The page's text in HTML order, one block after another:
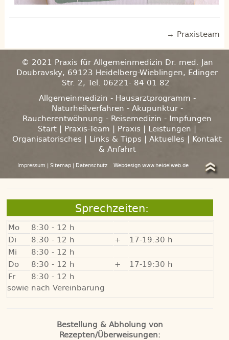
→ Praxisteam
© 2021 Praxis für Allgemeinmedizin Dr. med. Jan
Doubravsky, 69123 Heidelberg-Wieblingen, Edinger
Str. 2, Tel. 06221- 84 01 82
Allgemeinmedizin - Hausarztprogramm -
Naturheilverfahren - Akupunktur -
Raucherentwöhnung - Reisemedizin - Impfungen
Start | Praxis-Team | Praxis | Leistungen |
Organisatorisches | Links & Tipps | Aktuelles | Kontakt
& Anfahrt
Impressum | Sitemap| Datenschutz Webdesign www.heidelweb.de
Sprechzeiten:
Mo
8:30 - 12 h
Di
8:30 - 12 h +
17-19:30 h
Mi
8:30 - 12 h
Do
8:30 - 12 h +
17-19:30 h
Fr
8:30 - 12 h
sowie nach Vereinbarung
Bestellung & Abholung von
Rezepten/Überweisungen: